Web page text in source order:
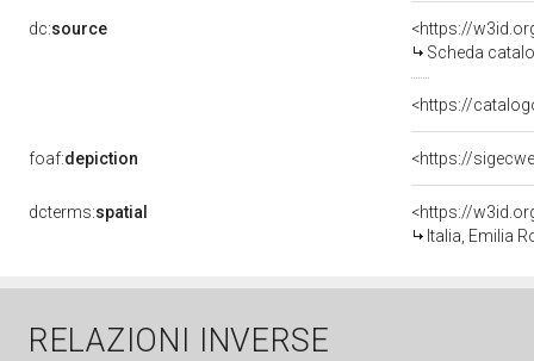
dc:source
<https://
Scheda
<https://
foaf:depiction <https://
dcterms:spatial
<https://
Italia, Emilia
RELAZIONI INVERSE